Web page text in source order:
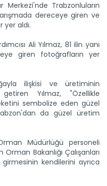
Trabzonluların
dereceye giren ve
aldı.
Ali Yılmaz, 81 ilin yanı
giren fotoğrafların yer
ilişkisi ve üretiminin
Yılmaz, "Özellikle
sembolize eden güzel
da güzel üretim
Müdürlüğü personeli
Bakanlığı Çalışanları
kendilerini ayrıca
eğitimini